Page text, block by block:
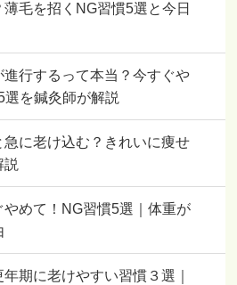
毛を招くNG習慣5選と今日
行するって本当？今すぐや
選を鍼灸師が解説
に老け込む？きれいに痩せ
説
めて！NG習慣5選｜体重が
期に老けやすい習慣３選｜